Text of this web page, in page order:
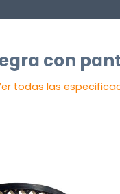
con
todas las